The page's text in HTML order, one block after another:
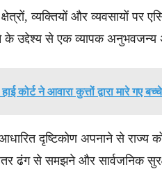
व्यक्तियों और व्यवसायों पर
उद्देश्य से एक व्यापक अनुभवजन्य
हाई कोर्ट ने आवारा कुत्तों द्वारा मारे
दृष्टिकोण अपनाने से राज्य को
ढंग से समझने और सार्वजनिक